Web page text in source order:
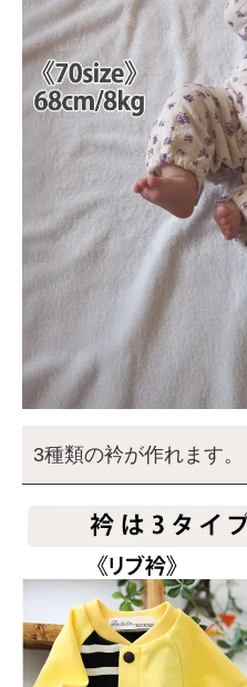
3種類の衿が作れます。